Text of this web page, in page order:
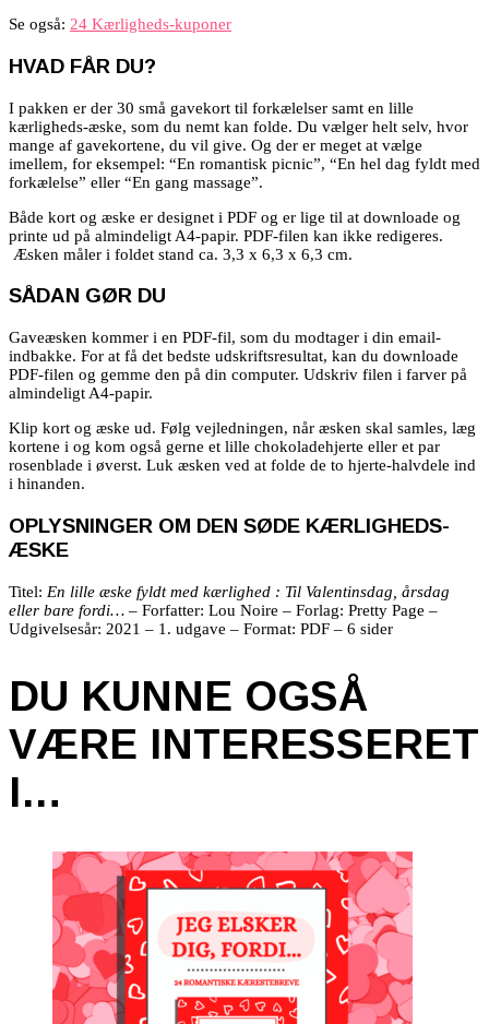
Se også: 24 Kærligheds-kuponer
HVAD FÅR DU?
I pakken er der 30 små gavekort til forkælelser samt en lille
kærligheds-æske, som du nemt kan folde. Du vælger helt selv, hvor
mange af gavekortene, du vil give. Og der er meget at vælge
imellem, for eksempel: “En romantisk picnic”, “En hel dag fyldt med
forkælelse” eller “En gang massage”.
Både kort og æske er designet i PDF og er lige til at downloade og
printe ud på almindeligt A4-papir. PDF-filen kan ikke redigeres.
Æsken måler i foldet stand ca. 3,3 x 6,3 x 6,3 cm.
SÅDAN GØR DU
Gaveæsken kommer i en PDF-fil, som du modtager i din email-
indbakke. For at få det bedste udskriftsresultat, kan du downloade
PDF-filen og gemme den på din computer. Udskriv filen i farver på
almindeligt A4-papir.
Klip kort og æske ud. Følg vejledningen, når æsken skal samles, læg
kortene i og kom også gerne et lille chokoladehjerte eller et par
rosenblade i øverst. Luk æsken ved at folde de to hjerte-halvdele ind
i hinanden.
OPLYSNINGER OM DEN SØDE KÆRLIGHEDS-
ÆSKE
Titel: En lille æske fyldt med kærlighed : Til Valentinsdag, årsdag
eller bare fordi… – Forfatter: Lou Noire – Forlag: Pretty Page –
Udgivelsesår: 2021 – 1. udgave – Format: PDF – 6 sider
DU KUNNE OGSÅ
VÆRE INTERESSERET
I…